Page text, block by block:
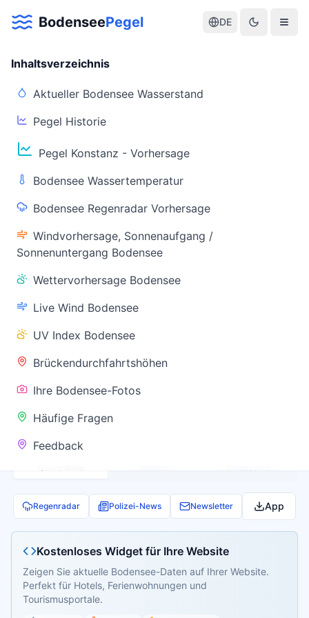
BodenseePegel DE
Inhaltsverzeichnis
Aktueller Bodensee Wasserstand
Pegel Historie
Pegel Konstanz - Vorhersage
Bodensee Wassertemperatur
Bodensee Regenradar Vorhersage
Windvorhersage, Sonnenaufgang /
Sonnenuntergang Bodensee
Wettervorhersage Bodensee
Live Wind Bodensee
UV Index Bodensee
Brückendurchfahrtshöhen
Ihre Bodensee-Fotos
Häufige Fragen
Feedback
Aktuelle Warnlage Bodensee
Aktueller Bodensee Pegel & Wasserstand
Live-Daten
(Konstanz)
Wassertemperatur
(Friedrichshafen)
Warnstatus
✅ Keine
Warnung
Regenradar Polizei-News Newsletter App
Kostenloses Widget für Ihre Website
Zeigen Sie aktuelle Bodensee-Daten auf Ihrer Website.
Perfekt für Hotels, Ferienwohnungen und
Tourismusportale.